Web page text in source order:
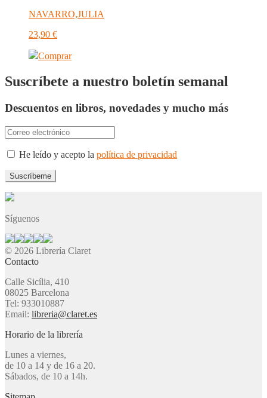
NAVARRO,JULIA
23,90 €
Comprar
Suscríbete a nuestro boletín semanal
Descuentos en libros, novedades y mucho más
He leído y acepto la política de privacidad
Síguenos
© 2026 Librería Claret
Contacto
Calle Sicília, 410
08025 Barcelona
Tel: 933010887
Email: libreria@claret.es
Horario de la librería
Lunes a viernes,
de 10 a 14 y de 16 a 20.
Sábados, de 10 a 14h.